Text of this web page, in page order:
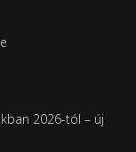
2026-tól – új